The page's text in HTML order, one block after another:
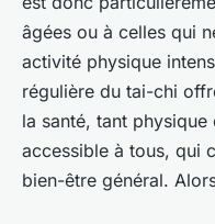
âgées ou à celles qui
activité physique
régulière du tai-chi
la santé, tant physique
accessible à tous, qui
bien-être général.